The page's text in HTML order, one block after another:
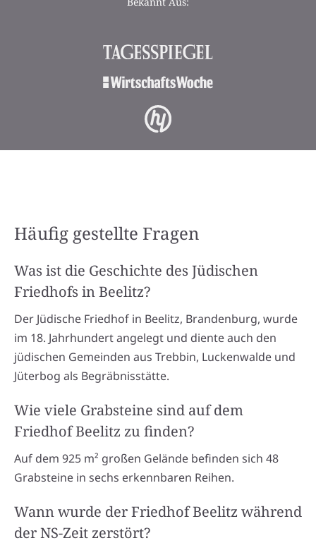
Häufig gestellte Fragen
Was ist die Geschichte des Jüdischen
Friedhofs in Beelitz?
Der Jüdische Friedhof in Beelitz, Brandenburg, wurde
im 18. Jahrhundert angelegt und diente auch den
jüdischen Gemeinden aus Trebbin, Luckenwalde und
Jüterbog als Begräbnisstätte.
Wie viele Grabsteine sind auf dem
Friedhof Beelitz zu finden?
Auf dem 925 m² großen Gelände befinden sich 48
Grabsteine in sechs erkennbaren Reihen.
Wann wurde der Friedhof Beelitz während
der NS-Zeit zerstört?